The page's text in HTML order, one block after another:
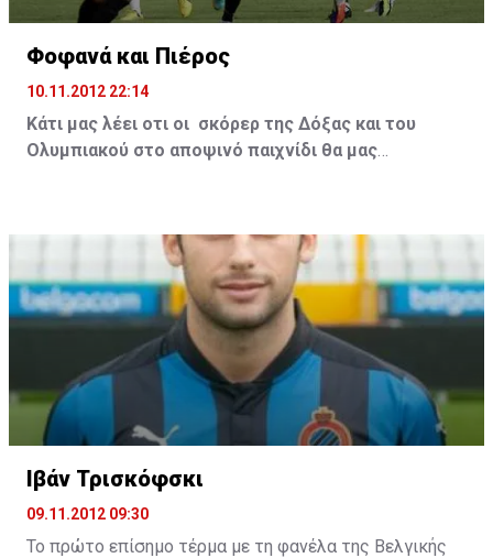
Φοφανά και Πιέρος
10.11.2012 22:14
Κάτι μας λέει οτι οι σκόρερ της Δόξας και του
Ολυμπιακού στο αποψινό παιχνίδι θα μας
τώρα ότι ξέρει αρκετή μπάλα, ενώ αποκάλυψη είναι
φέτος ο νεαρός άσος του Ολυμπιακού, που δείχνει ότι
έχει όλα τα προσόντα για να κάνει μια πολύ καλή
Χωρίς να έχουμε κάποιες πληροφορίες το
ένστικτό μας λέει ότι αυτοί οι δύο παίκτες ήδη θα
πρέπει να είναι στο στόχαστρο κάποιων ομάδων.
Γιατί όχι άλλωστε; Αφού πρόκειται για δύο παίκτες
που έχουν τις ικανότητες και φυσικά δεν θα είναι και
τόσο ακριβοί... Ο χρόνος θα δείξει....
Ιβάν Τρισκόφσκι
09.11.2012 09:30
Το πρώτο επίσημο τέρμα με τη φανέλα της Βελγικής